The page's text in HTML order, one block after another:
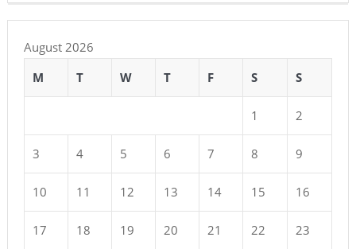
August 2026
M
T W T F S S
1 2
3 4 5 6 7 8 9
10 11 12 13 14 15 16
17 18 19 20 21 22 23